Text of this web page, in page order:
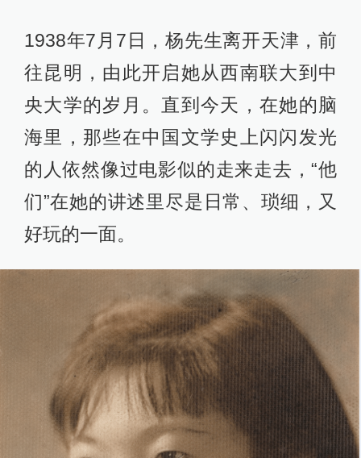
1938年7月7日，杨先生离开天津，前
往昆明，由此开启她从西南联大到中
央大学的岁月。直到今天，在她的脑
海里，那些在中国文学史上闪闪发光
的人依然像过电影似的走来走去，“他
们”在她的讲述里尽是日常、琐细，又
好玩的一面。